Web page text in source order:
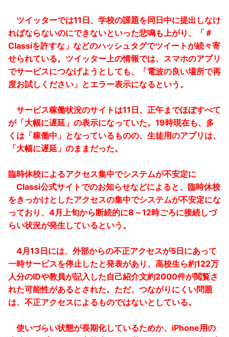
ツイッターでは11日、学校の課題を同日中に提出しなけ
ればならないのにできないといった悲鳴も上がり、「＃
Classiを許すな」などのハッシュタグでツイートが続々寄
せられている。ツイッター上の情報では、スマホのアプリ
でサービスにつなげようとしても、「電波の良い場所で再
度お試しください」とエラー表示になるという。
サービス稼働状況のサイトは11日、正午までほぼすべて
が「大幅に遅延」の表示になっていた。19時現在も、多
くは「稼働中」となっているものの、生徒用のアプリは、
「大幅に遅延」のままだった。
臨時休校によるアクセス集中でシステムが不安定に
Classi公式サイトでのお知らせなどによると、臨時休校
をきっかけとしたアクセスの集中でシステムが不安定にな
っており、4月上旬から断続的に8～12時ごろに接続しづ
らい状況が発生しているという。
4月13日には、外部からの不正アクセスが5日にあって
一時サービスを停止したと発表があり、高校生ら約122万
人分のIDや教員が記入した自己紹介文約2000件が閲覧さ
れた可能性があるとされた。ただ、つながりにくい問題
は、不正アクセスによるものではないとしている。
使いづらい状態が長期化しているためか、iPhone用の